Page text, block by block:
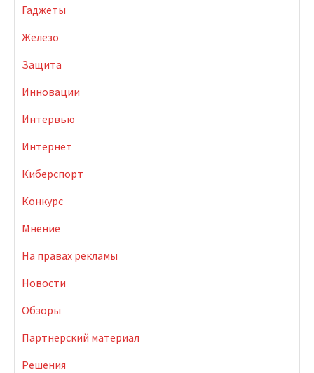
Гаджеты
Железо
Защита
Инновации
Интервью
Интернет
Киберспорт
Конкурс
Мнение
На правах рекламы
Новости
Обзоры
Партнерский материал
Решения